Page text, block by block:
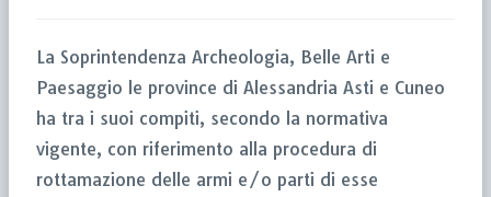
La Soprintendenza Archeologia, Belle Arti e
Paesaggio le province di Alessandria Asti e Cuneo
ha tra i suoi compiti, secondo la normativa
vigente, con riferimento alla procedura di
rottamazione delle armi e/o parti di esse